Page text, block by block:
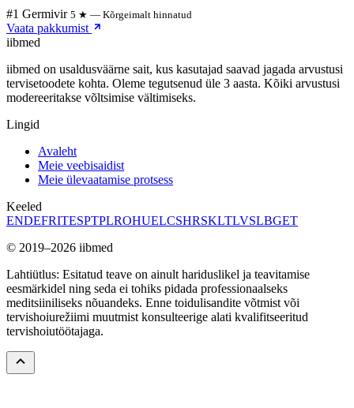
#1 Germivir 5 ★ — Kõrgeimalt hinnatud
Vaata pakkumist
iibmed
iibmed on usaldusväärne sait, kus kasutajad saavad jagada arvustusi
tervisetoodete kohta. Oleme tegutsenud üle 3 aasta. Kõiki arvustusi
modereeritakse võltsimise vältimiseks.
Lingid
Avaleht
Meie veebisaidist
Meie ülevaatamise protsess
Keeled
ENDEFRITESPTPLROHUELCSHRSKLTLVSLBGET
© 2019–2026 iibmed
Lahtiütlus: Esitatud teave on ainult hariduslikel ja teavitamise
eesmärkidel ning seda ei tohiks pidada professionaalseks
meditsiiniliseks nõuandeks. Enne toidulisandite võtmist või
tervishoiurežiimi muutmist konsulteerige alati kvalifitseeritud
tervishoiutöötajaga.